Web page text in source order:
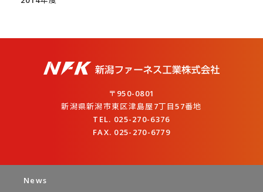
〒950-0801
新潟県新潟市東区津島屋7丁目57番地
TEL. 025-270-6376
FAX. 025-270-6779
News